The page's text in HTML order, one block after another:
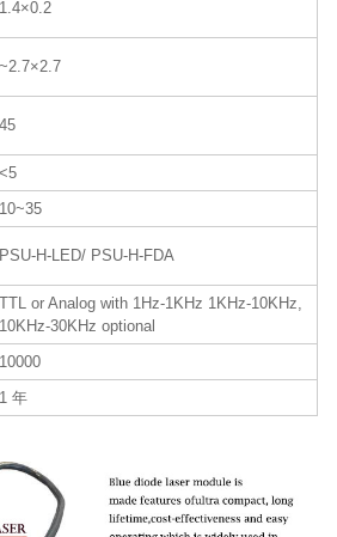
1.4×0.2
~2.7×2.7
45
<5
10~35
PSU-H-LED/ PSU-H-FDA
TTL or Analog with 1Hz-1KHz 1KHz-10KHz,
10KHz-30KHz optional
10000
1 年